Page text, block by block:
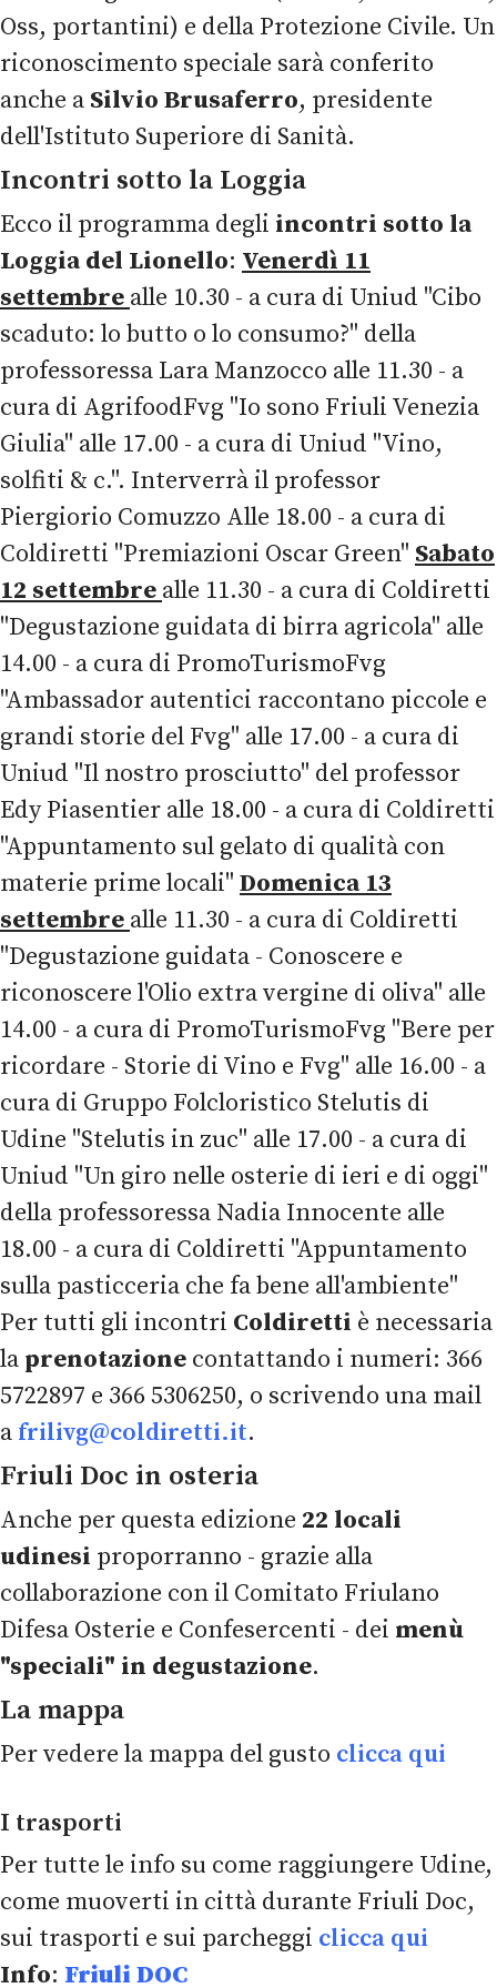
Oss, portantini) e della Protezione Civile. Un
riconoscimento speciale sarà conferito
anche a Silvio Brusaferro, presidente
dell'Istituto Superiore di Sanità.
Incontri sotto la Loggia
Ecco il programma degli incontri sotto la
Loggia del Lionello: Venerdì 11
settembre alle 10.30 - a cura di Uniud "Cibo
scaduto: lo butto o lo consumo?" della
professoressa Lara Manzocco alle 11.30 - a
cura di AgrifoodFvg "Io sono Friuli Venezia
Giulia" alle 17.00 - a cura di Uniud "Vino,
solfiti & c.". Interverrà il professor
Piergiorio Comuzzo Alle 18.00 - a cura di
Coldiretti "Premiazioni Oscar Green" Sabato
12 settembre alle 11.30 - a cura di Coldiretti
"Degustazione guidata di birra agricola" alle
14.00 - a cura di PromoTurismoFvg
"Ambassador autentici raccontano piccole e
grandi storie del Fvg" alle 17.00 - a cura di
Uniud "Il nostro prosciutto" del professor
Edy Piasentier alle 18.00 - a cura di Coldiretti
"Appuntamento sul gelato di qualità con
materie prime locali" Domenica 13
settembre alle 11.30 - a cura di Coldiretti
"Degustazione guidata - Conoscere e
riconoscere l'Olio extra vergine di oliva" alle
14.00 - a cura di PromoTurismoFvg "Bere per
ricordare - Storie di Vino e Fvg" alle 16.00 - a
cura di Gruppo Folcloristico Stelutis di
Udine "Stelutis in zuc" alle 17.00 - a cura di
Uniud "Un giro nelle osterie di ieri e di oggi"
della professoressa Nadia Innocente alle
18.00 - a cura di Coldiretti "Appuntamento
sulla pasticceria che fa bene all'ambiente"
Per tutti gli incontri Coldiretti è necessaria
la prenotazione contattando i numeri: 366
5722897 e 366 5306250, o scrivendo una mail
a frilivg@coldiretti.it.
Friuli Doc in osteria
Anche per questa edizione 22 locali
udinesi proporranno - grazie alla
collaborazione con il Comitato Friulano
Difesa Osterie e Confesercenti - dei menù
"speciali" in degustazione.
La mappa
Per vedere la mappa del gusto clicca qui
I trasporti
Per tutte le info su come raggiungere Udine,
come muoverti in città durante Friuli Doc,
sui trasporti e sui parcheggi clicca qui
Info: Friuli DOC